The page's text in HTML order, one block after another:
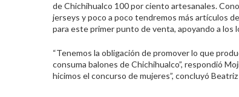
de Chichihualco 100 por ciento artesanales.
jerseys y poco a poco tendremos más artículos
para este primer punto de venta, apoyando a los
“Tenemos la obligación de promover lo que
consuma balones de Chichihualco”, respondió
hicimos el concurso de mujeres”, concluyó